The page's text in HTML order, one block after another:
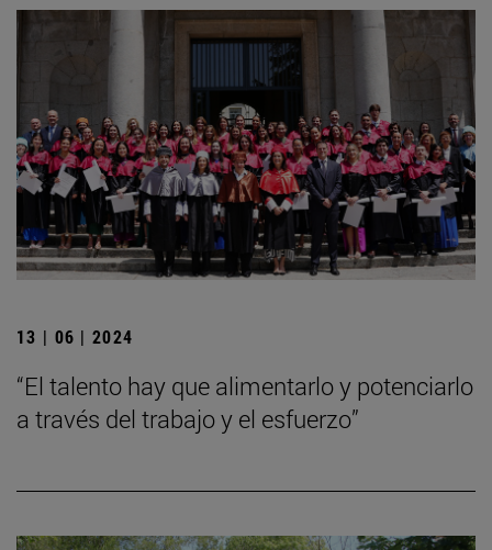
13 | 06 | 2024
“El talento hay que alimentarlo y potenciarlo
a través del trabajo y el esfuerzo”